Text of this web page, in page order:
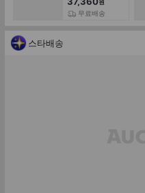
원
무료배송
스타배송